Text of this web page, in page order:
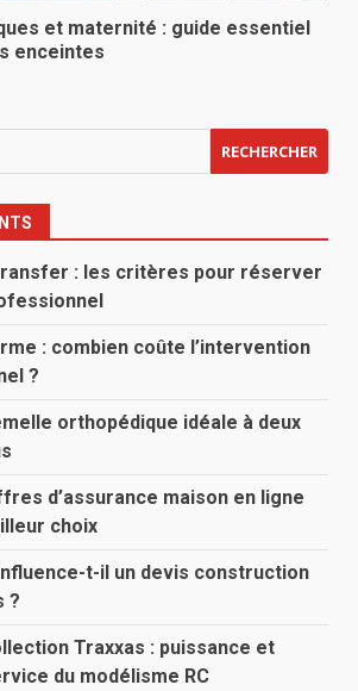
et maternité : guide essentiel
enceintes
: les critères pour réserver
: combien coûte l’intervention
?
orthopédique idéale à deux
d’assurance maison en ligne
choix
t-il un devis construction
?
Traxxas : puissance et
du modélisme RC